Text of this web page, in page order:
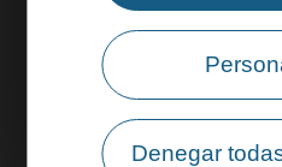
Denegar
Área
Área